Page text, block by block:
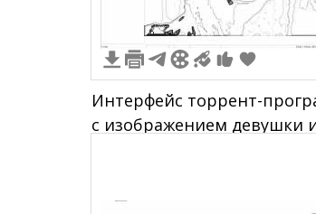
Интерфейс торрент-
с изображением девушки